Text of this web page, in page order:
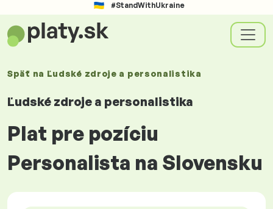
#StandWithUkraine
Späť na Ľudské zdroje a personalistika
Ľudské zdroje a personalistika
Plat pre pozíciu
Personalista na Slovensku